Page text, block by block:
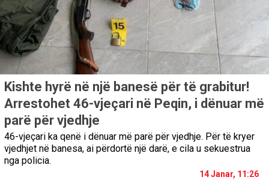
Kishte hyrë në një banesë për të grabitur!
Arrestohet 46-vjeçari në Peqin, i dënuar më
parë për vjedhje
46-vjeçari ka qenë i dënuar më parë për vjedhje. Për të kryer
vjedhjet në banesa, ai përdortë një darë, e cila u sekuestrua
nga policia.
14 Janar, 11:26